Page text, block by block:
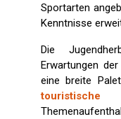
Sportarten
Kenntnisse
Die
Erwartungen
eine breite
touristische